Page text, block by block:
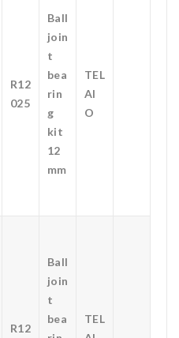
R12
025
Ball
join
t
bea
rin
g
kit
12
mm
TEL
AI
O
R12
Ball
join
t
bea
TEL